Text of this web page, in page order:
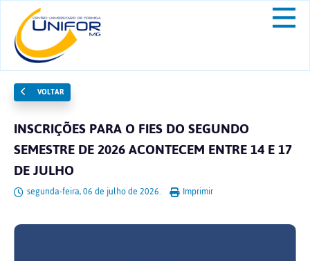
VOLTAR
INSCRIÇÕES PARA O FIES DO SEGUNDO
SEMESTRE DE 2026 ACONTECEM ENTRE 14 E 17
DE JULHO
segunda-feira, 06 de julho de 2026. Imprimir